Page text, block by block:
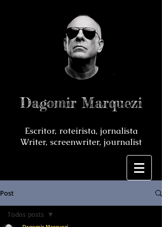
Dagomir Marquezi
Escritor, roteirista, jornalista
Writer, screenwriter, journalist
Post
Todos posts